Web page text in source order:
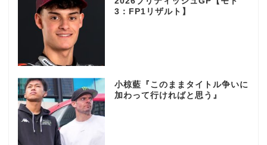
3：FP1リザルト】
小椋藍『このままタイトル争いに
加わって行ければと思う』